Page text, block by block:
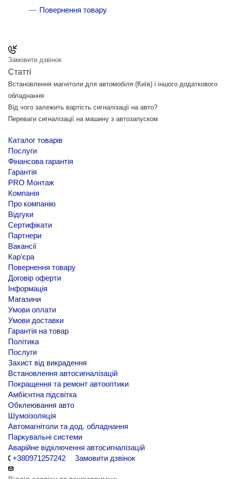
Повернення товару
Замовити дзвінок
Статті
Встановлення магнітоли для автомобіля (Київ) і іншого додаткового
обладнання
Від чого залежить вартість сигналізації на авто?
Переваги сигналізації на машину з автозапуском
Каталог товарів
Послуги
Фінансова гарантія
Гарантія
PRO Монтаж
Компанія
Про компанію
Відгуки
Сертифікати
Партнери
Вакансії
Кар'єра
Повернення товару
Договір оферти
Інформація
Магазини
Умови оплати
Умови доставки
Гарантія на товар
Політика
Послуги
Захист від викрадення
Встановлення автосигналізацій
Покращення та ремонт автооптики
Амбієнтна підсвітка
Обклеювання авто
Шумоізоляція
Автомагнітоли та дод. обладнання
Паркувальні системи
Аварійне відключення автосигналізацій
+380971257242
Замовити дзвінок